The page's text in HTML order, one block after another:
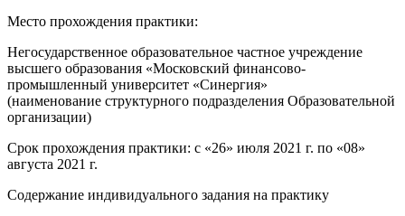
Место прохождения практики:
Негосударственное образовательное частное учреждение
высшего образования «Московский финансово-
промышленный университет «Синергия»
(наименование структурного подразделения Образовательной
организации)
Срок прохождения практики: с «26» июля 2021 г. по «08»
августа 2021 г.
Содержание индивидуального задания на практику